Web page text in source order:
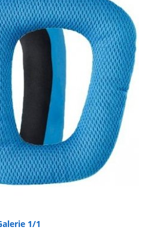
1/1